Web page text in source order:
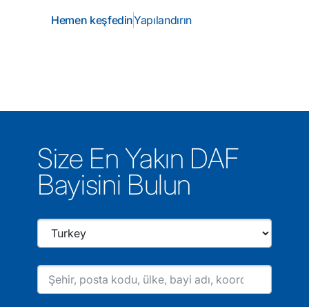
Hemen keşfedinYapılandırın
Size En Yakın DAF
Bayisini Bulun